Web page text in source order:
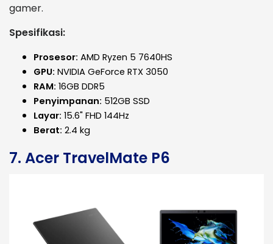
gamer.
Spesifikasi:
Prosesor: AMD Ryzen 5 7640HS
GPU: NVIDIA GeForce RTX 3050
RAM: 16GB DDR5
Penyimpanan: 512GB SSD
Layar: 15.6" FHD 144Hz
Berat: 2.4 kg
7. Acer TravelMate P6